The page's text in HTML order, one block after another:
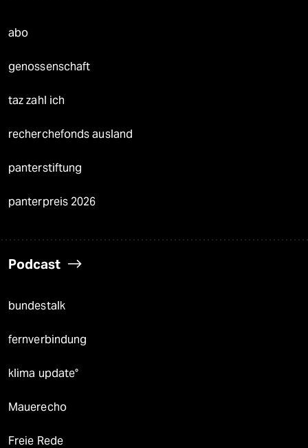
abo
genossenschaft
taz zahl ich
recherchefonds ausland
panterstiftung
panterpreis 2026
Podcast
bundestalk
fernverbindung
klima update°
Mauerecho
Freie Rede